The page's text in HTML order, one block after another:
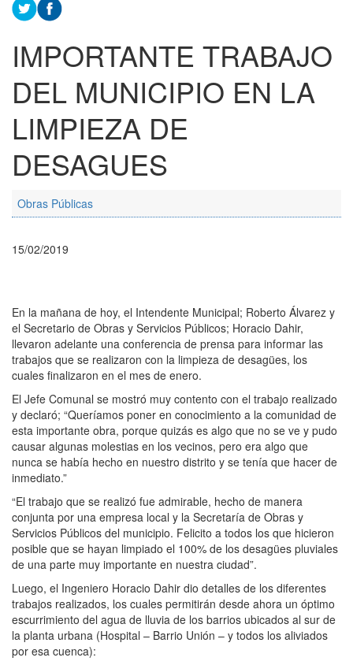
IMPORTANTE TRABAJO
DEL MUNICIPIO EN LA
LIMPIEZA DE
DESAGUES
Obras Públicas
15/02/2019
En la mañana de hoy, el Intendente Municipal; Roberto Álvarez y
el Secretario de Obras y Servicios Públicos; Horacio Dahir,
llevaron adelante una conferencia de prensa para informar las
trabajos que se realizaron con la limpieza de desagües, los
cuales finalizaron en el mes de enero.
El Jefe Comunal se mostró muy contento con el trabajo realizado
y declaró; “Queríamos poner en conocimiento a la comunidad de
esta importante obra, porque quizás es algo que no se ve y pudo
causar algunas molestias en los vecinos, pero era algo que
nunca se había hecho en nuestro distrito y se tenía que hacer de
inmediato.”
“El trabajo que se realizó fue admirable, hecho de manera
conjunta por una empresa local y la Secretaría de Obras y
Servicios Públicos del municipio. Felicito a todos los que hicieron
posible que se hayan limpiado el 100% de los desagües pluviales
de una parte muy importante en nuestra ciudad”.
Luego, el Ingeniero Horacio Dahir dio detalles de los diferentes
trabajos realizados, los cuales permitirán desde ahora un óptimo
escurrimiento del agua de lluvia de los barrios ubicados al sur de
la planta urbana (Hospital – Barrio Unión – y todos los aliviados
por esa cuenca):